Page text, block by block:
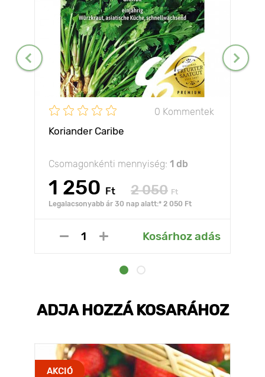
0 Kommentek
Koriander Caribe
Csomagonkénti mennyiség: 1 db
1 250 Ft 2 050 Ft
Legalacsonyabb ár 30 nap alatt:* 2 050 Ft
Kosárhoz adás
ADJA HOZZÁ KOSARÁHOZ
AKCIÓ